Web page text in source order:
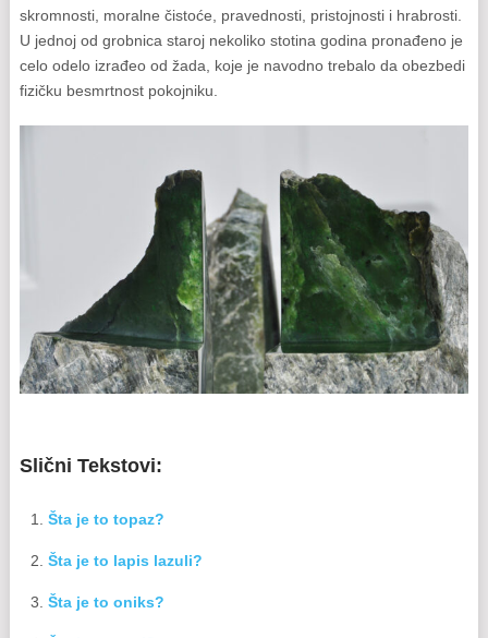
skromnosti, moralne čistoće, pravednosti, pristojnosti i hrabrosti.
U jednoj od grobnica staroj nekoliko stotina godina pronađeno je
celo odelo izrađeo od žada, koje je navodno trebalo da obezbedi
fizičku besmrtnost pokojniku.
Slični Tekstovi:
Šta je to topaz?
Šta je to lapis lazuli?
Šta je to oniks?